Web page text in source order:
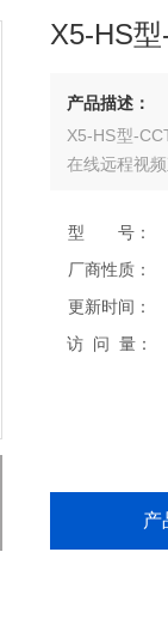
X5-HS
产品描述：
X5-HS型-
在线远程视
型 号：
厂商性质：
更新时间：
访 问 量：
产